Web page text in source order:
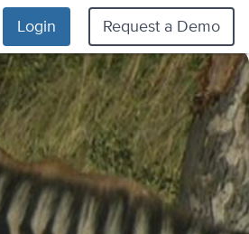
Login Request a Demo